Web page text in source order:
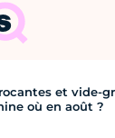
et vide-
où en août ?